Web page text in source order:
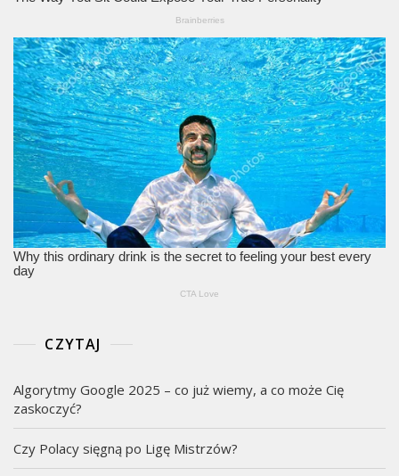
CZYTAJ
Algorytmy Google 2025 – co już wiemy, a co może Cię
zaskoczyć?
Czy Polacy sięgną po Ligę Mistrzów?